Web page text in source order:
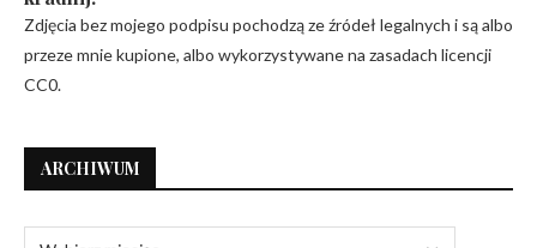
Zdjęcia bez mojego podpisu pochodzą ze źródeł legalnych i są albo
przeze mnie kupione, albo wykorzystywane na zasadach licencji
CC0.
ARCHIWUM